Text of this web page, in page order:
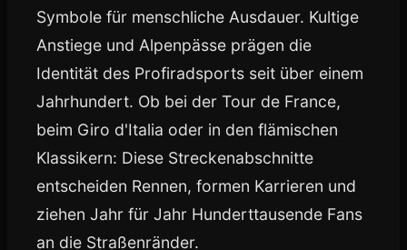
Symbole für menschliche Ausdauer. Kultige
Anstiege und Alpenpässe prägen die
Identität des Profiradsports seit über einem
Jahrhundert. Ob bei der Tour de France,
beim Giro d'Italia oder in den flämischen
Klassikern: Diese Streckenabschnitte
entscheiden Rennen, formen Karrieren und
ziehen Jahr für Jahr Hunderttausende Fans
an die Straßenränder.